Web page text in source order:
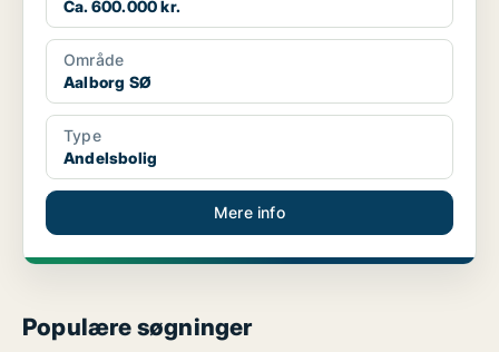
Ca. 600.000 kr.
Område
Aalborg SØ
Type
Andelsbolig
Mere info
Populære søgninger